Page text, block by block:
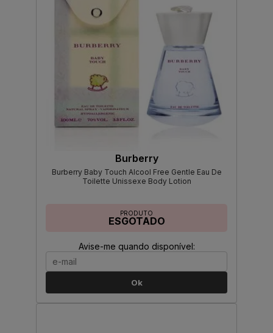
Burberry
Burberry Baby Touch Alcool Free Gentle Eau De
Toilette Unissexe Body Lotion
PRODUTO
ESGOTADO
Avise-me quando disponível:
Ok